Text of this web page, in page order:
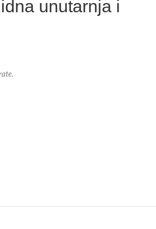
unutarnja i